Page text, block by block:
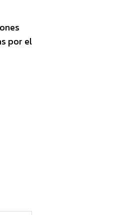
por el